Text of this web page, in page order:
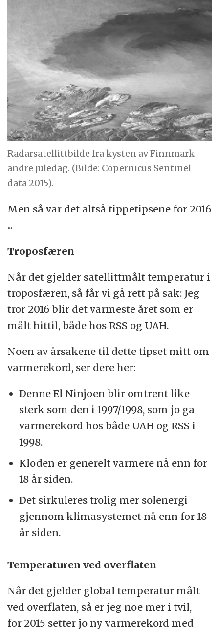
Radarsatellittbilde fra kysten av Finnmark
andre juledag. (Bilde: Copernicus Sentinel
data 2015).
Men så var det altså tippetipsene for 2016
...
Troposfæren
Når det gjelder satellittmålt temperatur i
troposfæren, så får vi gå rett på sak: Jeg
tror 2016 blir det varmeste året som er
målt hittil, både hos RSS og UAH.
Noen av årsakene til dette tipset mitt om
varmerekord, ser dere her:
Denne El Ninjoen blir omtrent like
sterk som den i 1997/1998, som jo ga
varmerekord hos både UAH og RSS i
1998.
Kloden er generelt varmere nå enn for
18 år siden.
Det sirkuleres trolig mer solenergi
gjennom klimasystemet nå enn for 18
år siden.
Temperaturen ved overflaten
Når det gjelder global temperatur målt
ved overflaten, så er jeg noe mer i tvil,
for 2015 setter jo ny varmerekord med